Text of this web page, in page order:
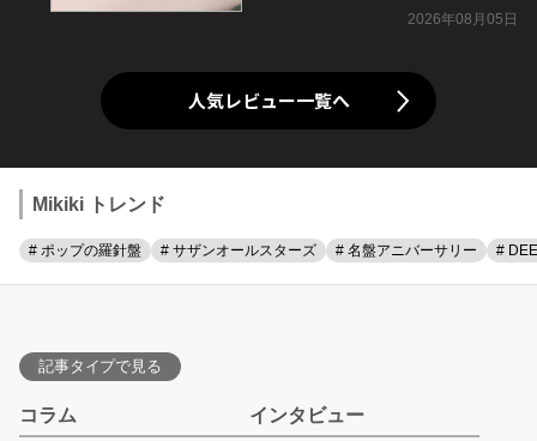
2026年08月05日
人気レビュー一覧へ
Mikiki トレンド
# ポップの羅針盤 # サザンオールスターズ # 名盤アニバーサリー #
記事タイプで見る
コラム
インタビュー